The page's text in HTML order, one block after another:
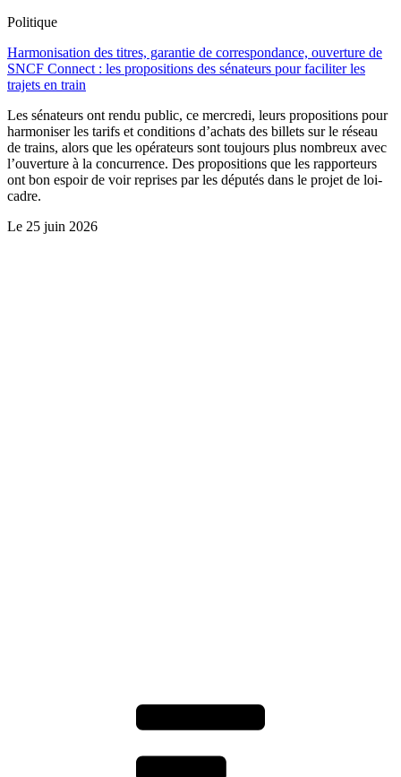
Politique
Harmonisation des titres, garantie de correspondance, ouverture de
SNCF Connect : les propositions des sénateurs pour faciliter les
trajets en train
Les sénateurs ont rendu public, ce mercredi, leurs propositions pour
harmoniser les tarifs et conditions d’achats des billets sur le réseau
de trains, alors que les opérateurs sont toujours plus nombreux avec
l’ouverture à la concurrence. Des propositions que les rapporteurs
ont bon espoir de voir reprises par les députés dans le projet de loi-
cadre.
Le 25 juin 2026